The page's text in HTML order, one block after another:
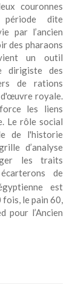
couronnes
période dite
par l’ancien
des pharaons
un outil
dirigiste des
de rations
d'œuvre royale.
les liens
Le rôle social
de l'historie
d’analyse
les traits
de
est
le pain 60,
pour l’Ancien